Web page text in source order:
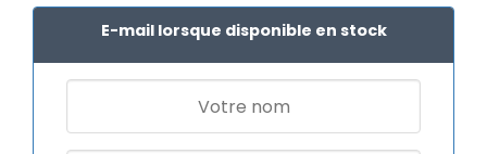
E-mail lorsque disponible en stock